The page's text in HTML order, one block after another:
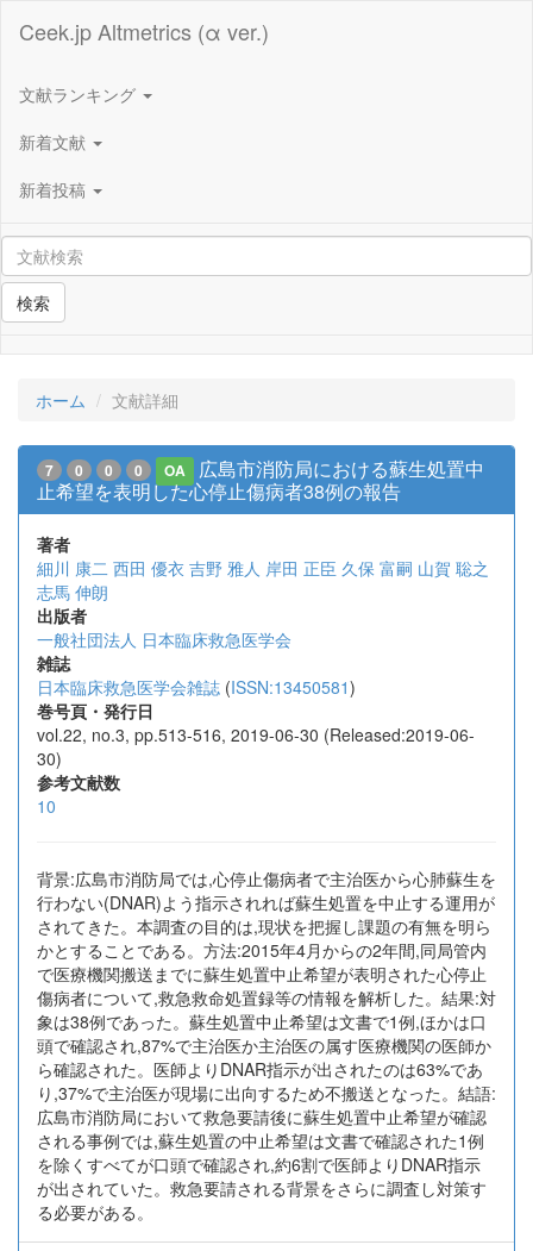
Ceek.jp Altmetrics (α ver.)
文献ランキング
新着文献
新着投稿
検索
ホーム 文献詳細
7 0 0 0 OA
広島市消防局における蘇生処置中
止希望を表明した心停止傷病者38例の報告
著者
細川 康二 西田 優衣 吉野 雅人 岸田 正臣 久保 富嗣 山賀 聡之
志馬 伸朗
出版者
一般社団法人 日本臨床救急医学会
雑誌
日本臨床救急医学会雑誌 (ISSN:13450581)
巻号頁・発行日
vol.22, no.3, pp.513-516, 2019-06-30 (Released:2019-06-
30)
参考文献数
10
背景:広島市消防局では,心停止傷病者で主治医から心肺蘇生を
行わない(DNAR)よう指示されれば蘇生処置を中止する運用が
されてきた。本調査の目的は,現状を把握し課題の有無を明ら
かとすることである。方法:2015年4月からの2年間,同局管内
で医療機関搬送までに蘇生処置中止希望が表明された心停止
傷病者について,救急救命処置録等の情報を解析した。結果:対
象は38例であった。蘇生処置中止希望は文書で1例,ほかは口
頭で確認され,87%で主治医か主治医の属す医療機関の医師か
ら確認された。医師よりDNAR指示が出されたのは63%であ
り,37%で主治医が現場に出向するため不搬送となった。結語:
広島市消防局において救急要請後に蘇生処置中止希望が確認
される事例では,蘇生処置の中止希望は文書で確認された1例
を除くすべてが口頭で確認され,約6割で医師よりDNAR指示
が出されていた。救急要請される背景をさらに調査し対策す
る必要がある。